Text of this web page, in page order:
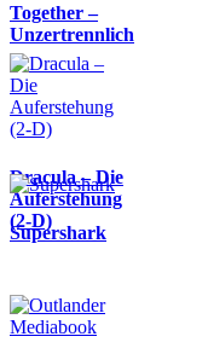
Together –
Unzertrennlich
Dracula – Die
Auferstehung
(2-D)
Supershark